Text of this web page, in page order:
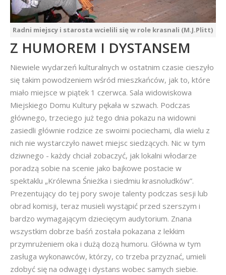
Radni miejscy i starosta wcielili się w role krasnali (M.J.Plitt)
Z HUMOREM I DYSTANSEM
Niewiele wydarzeń kulturalnych w ostatnim czasie cieszyło
się takim powodzeniem wśród mieszkańców, jak to, które
miało miejsce w piątek 1 czerwca. Sala widowiskowa
Miejskiego Domu Kultury pękała w szwach. Podczas
głównego, trzeciego już tego dnia pokazu na widowni
zasiedli głównie rodzice ze swoimi pociechami, dla wielu z
nich nie wystarczyło nawet miejsc siedzących. Nic w tym
dziwnego - każdy chciał zobaczyć, jak lokalni włodarze
poradzą sobie na scenie jako bajkowe postacie w
spektaklu „Królewna Śnieżka i siedmiu krasnoludków”.
Prezentujący do tej pory swoje talenty podczas sesji lub
obrad komisji, teraz musieli wystąpić przed szerszym i
bardzo wymagającym dziecięcym audytorium. Znana
wszystkim dobrze baśń została pokazana z lekkim
przymrużeniem oka i dużą dozą humoru. Główna w tym
zasługa wykonawców, którzy, co trzeba przyznać, umieli
zdobyć się na odwagę i dystans wobec samych siebie.